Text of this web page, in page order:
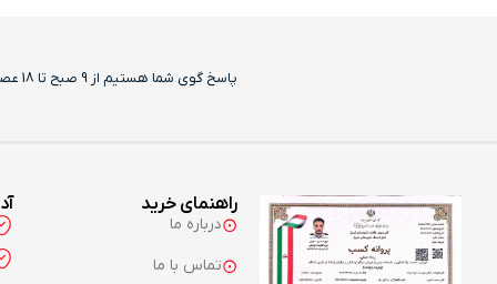
پاسخ گوی شما هستیم از 9 صبح تا 18 عصر بجز روزهای تعطیل
راهنمای خرید
درباره ما
تماس با ما